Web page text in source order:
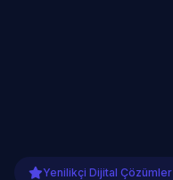
Yenilikçi Dijital Çözümler